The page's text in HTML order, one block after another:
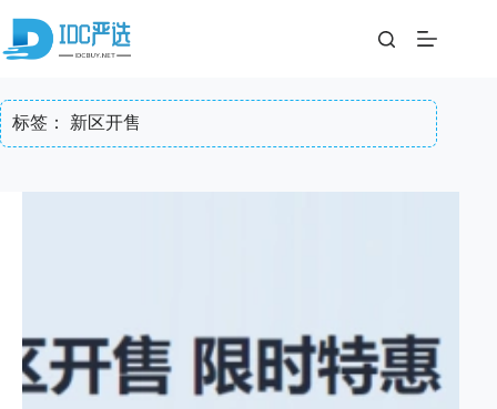
内
标签： 新区开售